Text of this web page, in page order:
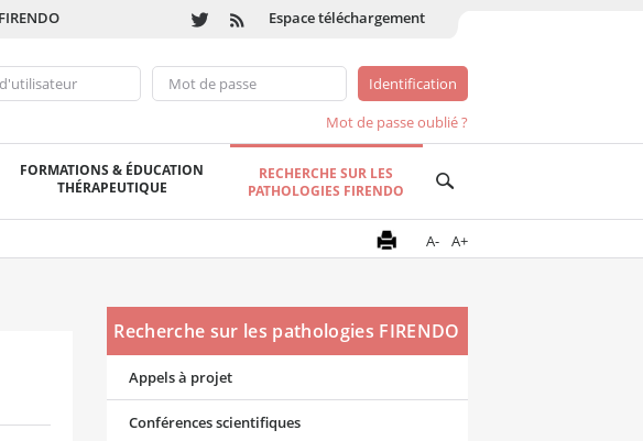
Espace téléchargement
Mot de passe oublié ?
FORMATIONS & ÉDUCATION
THÉRAPEUTIQUE
RECHERCHE SUR LES
PATHOLOGIES FIRENDO
A- A+
Recherche sur les pathologies FIRENDO
Appels à projet
Conférences scientifiques